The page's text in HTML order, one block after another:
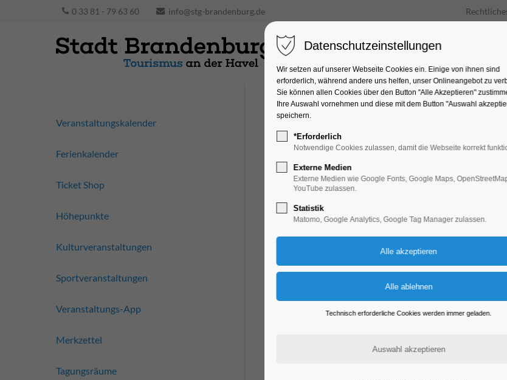
0 33 81 - 79 63 60 info@stg-brandenburg.de
Unterkünfte Entdecken &
Märchen einmal
Kinder, Jugend, Mitmach-Aktion
06.06.2025
Veranstaltungskalender
Ferienkalender
Ticket Shop
Höhepunkte
Kulturveranstaltungen
Sportveranstaltungen
Veranstaltungs-App
Merkzettel
Tagungsräume
Datenschutzeinstellungen
Wir setzen auf unserer Webseite Cookies ein. Einige von ihnen sind
erforderlich, während andere uns helfen, unser Onlineangebot zu
Sie können allen Cookies über den Button "Alle Akzeptieren"
Ihre Auswahl vornehmen und diese mit dem Button "Auswahl
speichern.
*Erforderlich
Notwendige Cookies zulassen, damit die Webseite korrekt
Externe Medien
Externe Medien wie Google Fonts, Google Maps,
YouTube zulassen.
Statistik
Matomo, Google Analytics, Google Tag Manager zulassen.
Technisch erforderliche Cookies werden immer geladen.